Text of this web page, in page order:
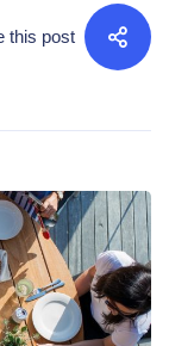
this post